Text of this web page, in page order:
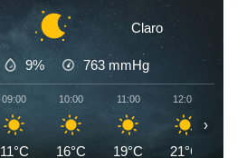
Claro
9% 763 mmHg
09:00
11°C
10:00
16°C
11:00
19°C
12:00
21°C
›